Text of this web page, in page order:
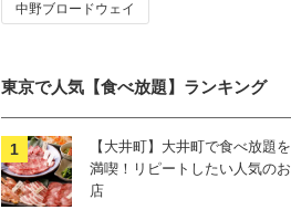
中野ブロードウェイ
東京で人気【食べ放題】ランキング
【大井町】大井町で食べ放題を
満喫！リピートしたい人気のお
店